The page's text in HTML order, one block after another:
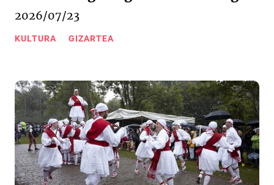
2026/07/23
KULTURA GIZARTEA